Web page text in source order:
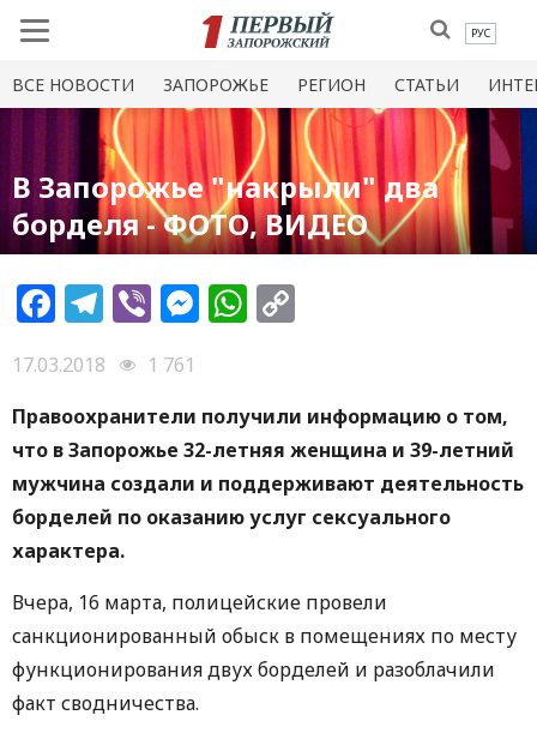
РУС
ВСЕ НОВОСТИ ЗАПОРОЖЬЕ РЕГИОН СТАТЬИ
В Запорожье "накрыли" два
борделя - ФОТО, ВИДЕО
Facebook
Telegram
ViberMessenger
WhatsApp
17.03.2018
1 761
Правоохранители получили информацию о том,
что в Запорожье 32-летняя женщина и 39-летний
мужчина создали и поддерживают деятельность
борделей по оказанию услуг сексуального
характера.
Вчера, 16 марта, полицейские провели
санкционированный обыск в помещениях по месту
функционирования двух борделей и разоблачили
факт сводничества.